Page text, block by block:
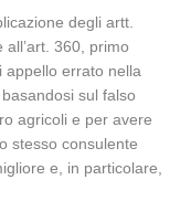
degli artt.
360, primo
appello errato nella
sul falso
agricoli e per avere
stesso consulente
e, in particolare,